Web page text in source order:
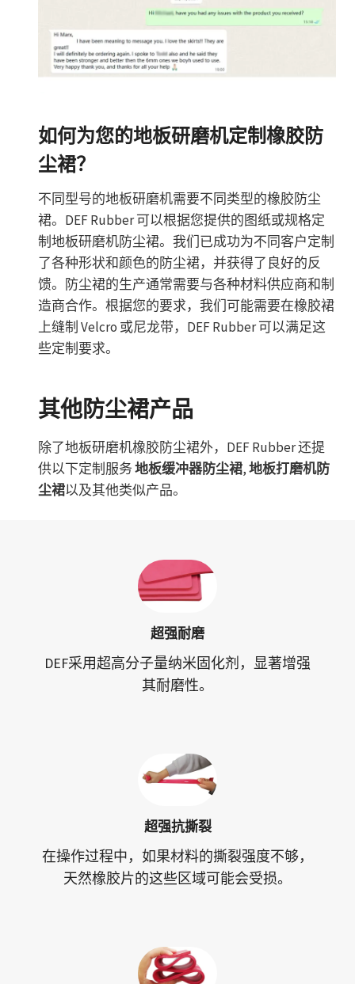
如何为您的地板研磨机定制橡胶防
尘裙？
不同型号的地板研磨机需要不同类型的橡胶防尘
裙。DEF Rubber 可以根据您提供的图纸或规格定
制地板研磨机防尘裙。我们已成功为不同客户定制
了各种形状和颜色的防尘裙，并获得了良好的反
馈。防尘裙的生产通常需要与各种材料供应商和制
造商合作。根据您的要求，我们可能需要在橡胶裙
上缝制 Velcro 或尼龙带，DEF Rubber 可以满足这
些定制要求。
其他防尘裙产品
除了地板研磨机橡胶防尘裙外，DEF Rubber 还提
供以下定制服务地板缓冲器防尘裙,地板打磨机防
尘裙以及其他类似产品。
超强耐磨
DEF采用超高分子量纳米固化剂，显著增强
其耐磨性。
超强抗撕裂
在操作过程中，如果材料的撕裂强度不够，
天然橡胶片的这些区域可能会受损。